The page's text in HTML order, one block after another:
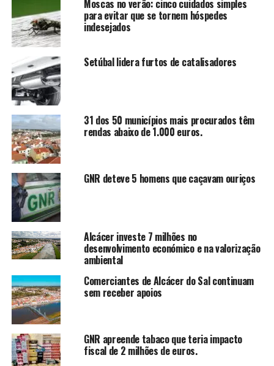
Moscas no verão: cinco cuidados simples
para evitar que se tornem hóspedes
indesejados
Setúbal lidera furtos de catalisadores
31 dos 50 municípios mais procurados têm
rendas abaixo de 1.000 euros.
GNR deteve 5 homens que caçavam ouriços
Alcácer investe 7 milhões no
desenvolvimento económico e na valorização
ambiental
Comerciantes de Alcácer do Sal continuam
sem receber apoios
GNR apreende tabaco que teria impacto
fiscal de 2 milhões de euros.